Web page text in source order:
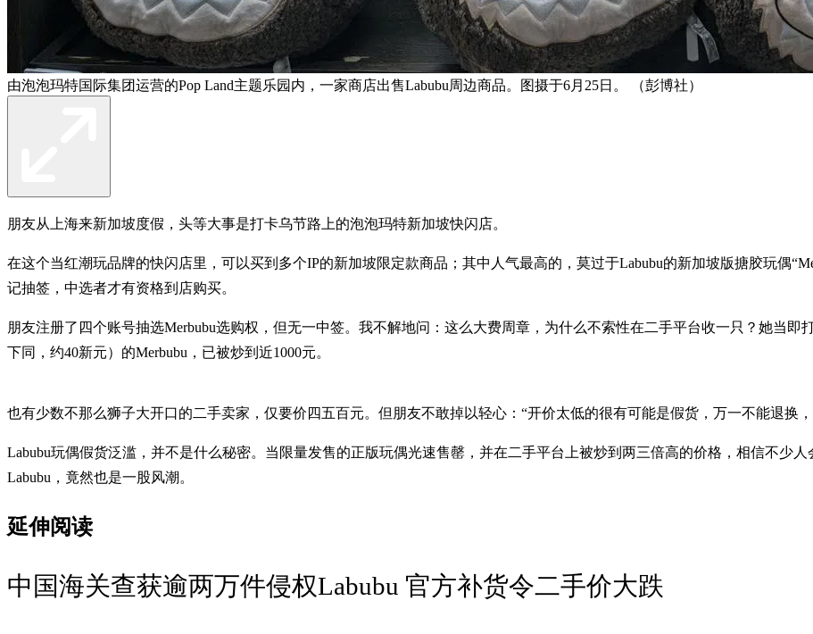
由泡泡玛特国际集团运营的Pop Land主题乐园内，一家商店出售Labubu周边商品。图摄于6月25日。 （彭博社）
朋友从上海来新加坡度假，头等大事是打卡乌节路上的泡泡玛特新加坡快闪店。
在这个当红潮玩品牌的快闪店里，可以买到多个IP的新加坡限定款商品；其中人气最高的，莫过于Labubu的新加坡版搪胶玩偶
记抽签，中选者才有资格到店购买。
朋友注册了四个账号抽选Merbubu选购权，但无一中签。我不解地问：这么大费周章，为什么不索性在二手平台收一只？她当即
下同，约40新元）的Merbubu，已被炒到近1000元。
也有少数不那么狮子大开口的二手卖家，仅要价四五百元。但朋友不敢掉以轻心：“开价太低的很有可能是假货，万一不能退换
Labubu玩偶假货泛滥，并不是什么秘密。当限量发售的正版玩偶光速售罄，并在二手平台上被炒到两三倍高的价格，相信不少
Labubu，竟然也是一股风潮。
延伸阅读
中国海关查获逾两万件侵权Labubu 官方补货令二手价大跌